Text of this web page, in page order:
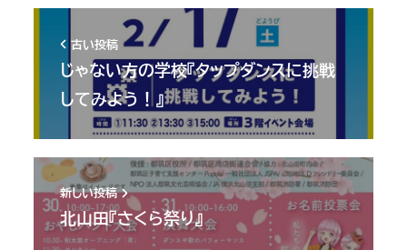
古い投稿
じゃない方の学校『タップダンスに挑戦
してみよう！』
新しい投稿
北山田『さくら祭り』